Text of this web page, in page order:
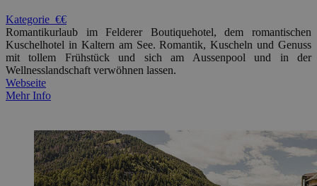
Kategorie €€
Romantikurlaub im Felderer Boutiquehotel, dem romantischen
Kuschelhotel in Kaltern am See. Romantik, Kuscheln und Genuss
mit tollem Frühstück und sich am Aussenpool und in der
Wellnesslandschaft verwöhnen lassen.
Webseite
Mehr Info